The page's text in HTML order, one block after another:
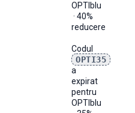
OPTIblu
· 40%
reducere
Codul
OPTI35
a
expirat
pentru
OPTIblu